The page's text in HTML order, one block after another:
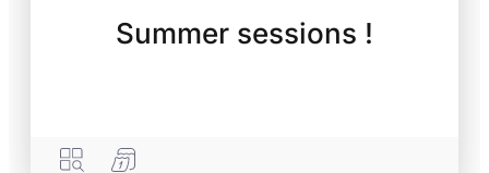
Summer sessions !